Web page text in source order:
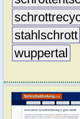
stahlschrott
wuppertal